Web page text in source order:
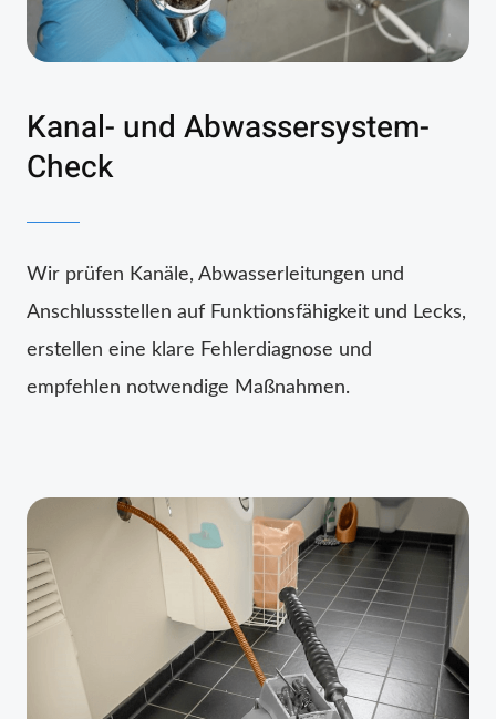
Kanal- und Abwassersystem-
Check
Wir prüfen Kanäle, Abwasserleitungen und
Anschlussstellen auf Funktionsfähigkeit und Lecks,
erstellen eine klare Fehlerdiagnose und
empfehlen notwendige Maßnahmen.